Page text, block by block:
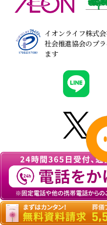
イオンライフ株式
社会推進協会のプ
ます
© 2026葬儀・家族葬な
rights Reserved